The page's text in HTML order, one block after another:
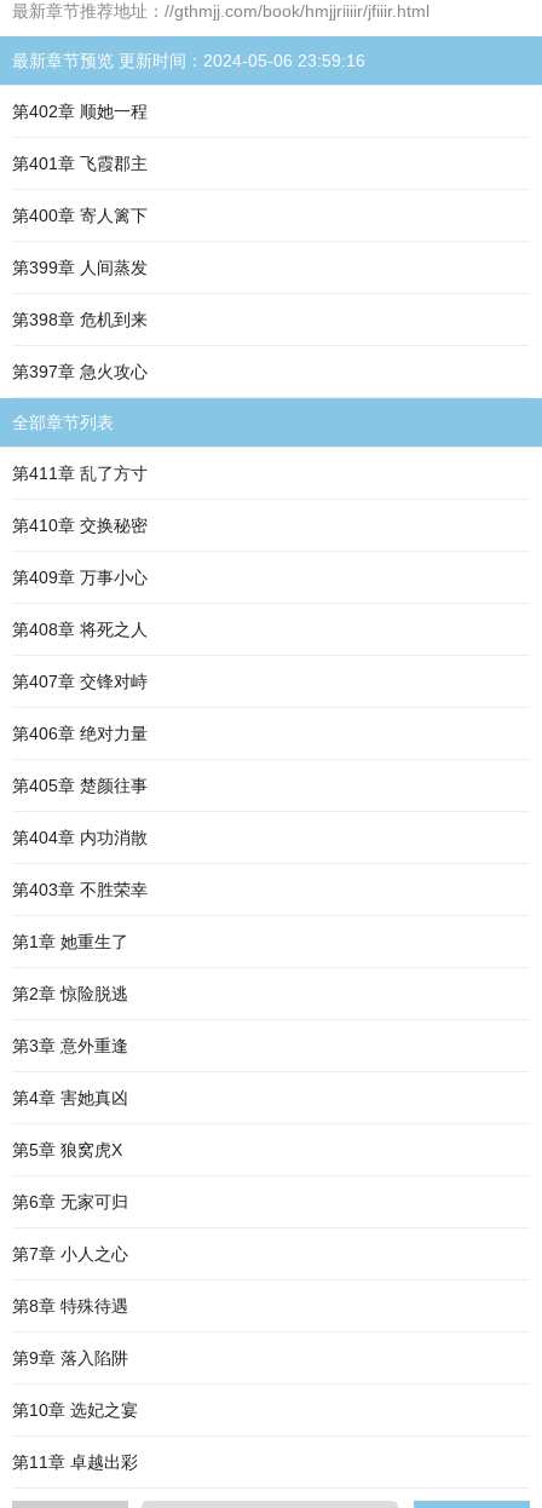
最新章节推荐地址：//gthmjj.com/book/hmjjriiiir/jfiiir.html
最新章节预览 更新时间：2024-05-06 23:59:16
第402章 顺她一程
第401章 飞霞郡主
第400章 寄人篱下
第399章 人间蒸发
第398章 危机到来
第397章 急火攻心
全部章节列表
第411章 乱了方寸
第410章 交换秘密
第409章 万事小心
第408章 将死之人
第407章 交锋对峙
第406章 绝对力量
第405章 楚颜往事
第404章 内功消散
第403章 不胜荣幸
第1章 她重生了
第2章 惊险脱逃
第3章 意外重逢
第4章 害她真凶
第5章 狼窝虎X
第6章 无家可归
第7章 小人之心
第8章 特殊待遇
第9章 落入陷阱
第10章 选妃之宴
第11章 卓越出彩